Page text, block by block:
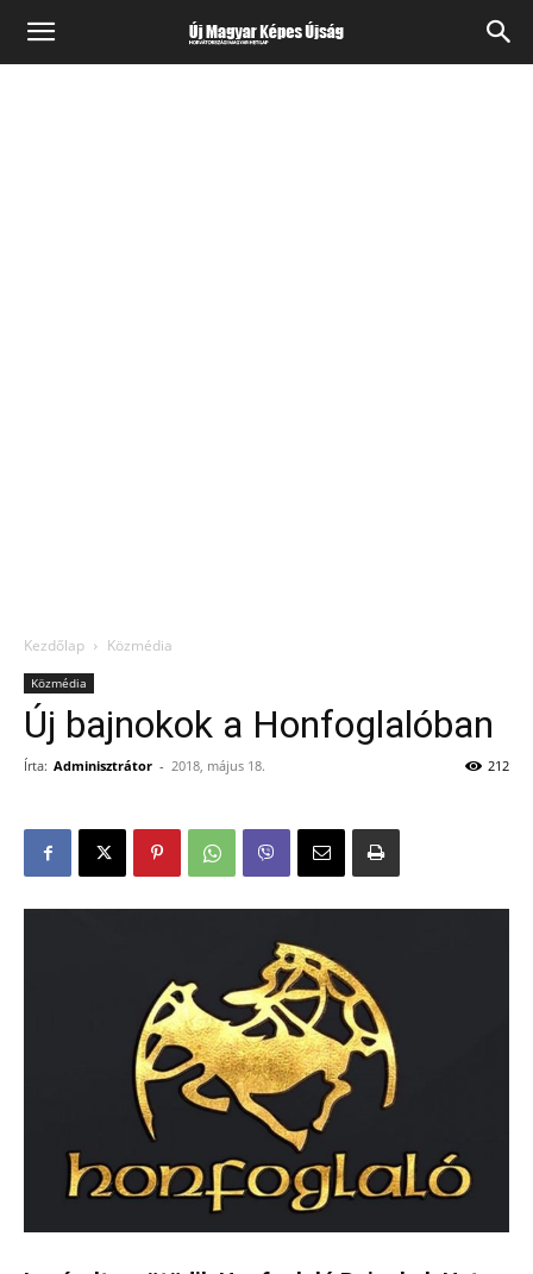
Kezdőlap Közmédia
Közmédia
Új bajnokok a Honfoglalóban
Írta: Adminisztrátor - 2018, május 18. 212